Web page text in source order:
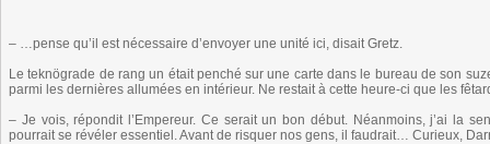
– …pense qu’il est nécessaire d’envoyer une unité ici, disait Gretz.
Le teknögrade de rang un était penché sur une carte dans le bureau de son
parmi les dernières allumées en intérieur. Ne restait à cette heure-ci que les
– Je vois, répondit l’Empereur. Ce serait un bon début. Néanmoins, j’ai la
pourrait se révéler essentiel. Avant de risquer nos gens, il faudrait… Curieux,